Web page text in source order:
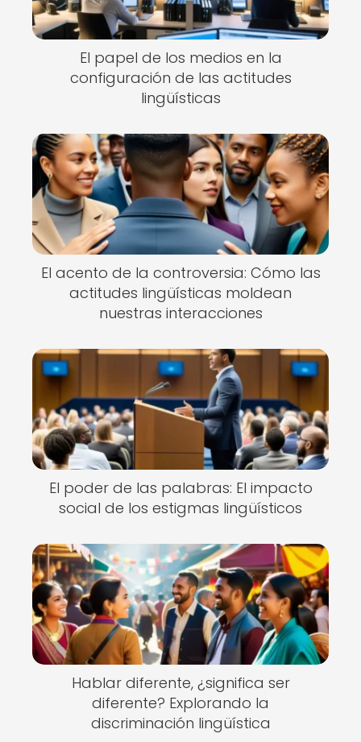
El papel de los medios en la
configuración de las actitudes
lingüísticas
El acento de la controversia: Cómo las
actitudes lingüísticas moldean
nuestras interacciones
El poder de las palabras: El impacto
social de los estigmas lingüísticos
Hablar diferente, ¿significa ser
diferente? Explorando la
discriminación lingüística